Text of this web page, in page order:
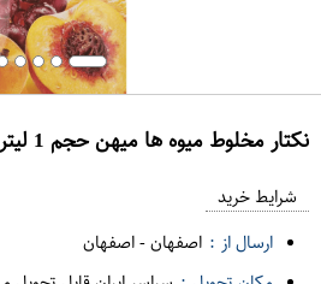
نکتار مخلوط میوه ها میهن حجم 1 لیتر
شرایط خرید
ارسال از : اصفهان-اصفهان